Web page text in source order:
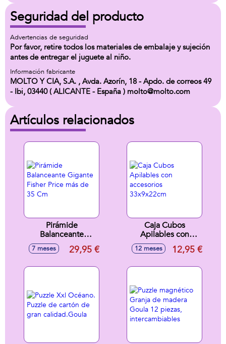
Seguridad del producto
Advertencias de seguridad
Por favor, retire todos los materiales de embalaje y sujeción
antes de entregar el juguete al niño.
Información fabricante
MOLTO Y CIA, S.A. , Avda. Azorín, 18 - Apdo. de correos 49
- Ibi, 03440 ( ALICANTE - España ) molto@molto.com
Artículos relacionados
Pirámide
Balanceante
Gigante Fisher
Price más de 35
7 meses 29,95 €
Caja Cubos
Apilables con
accesorios
33x9x22cm
12 meses 12,95 €